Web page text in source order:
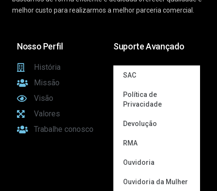
melhor custo para realizarmos a melhor parceria comercial.
Nosso Perfil
História
Missão
Visão
Valores
Trabalhe conosco
Suporte Avançado
SAC
Política de
Privacidade
Devolução
RMA
Ouvidoria
Ouvidoria da Mulher